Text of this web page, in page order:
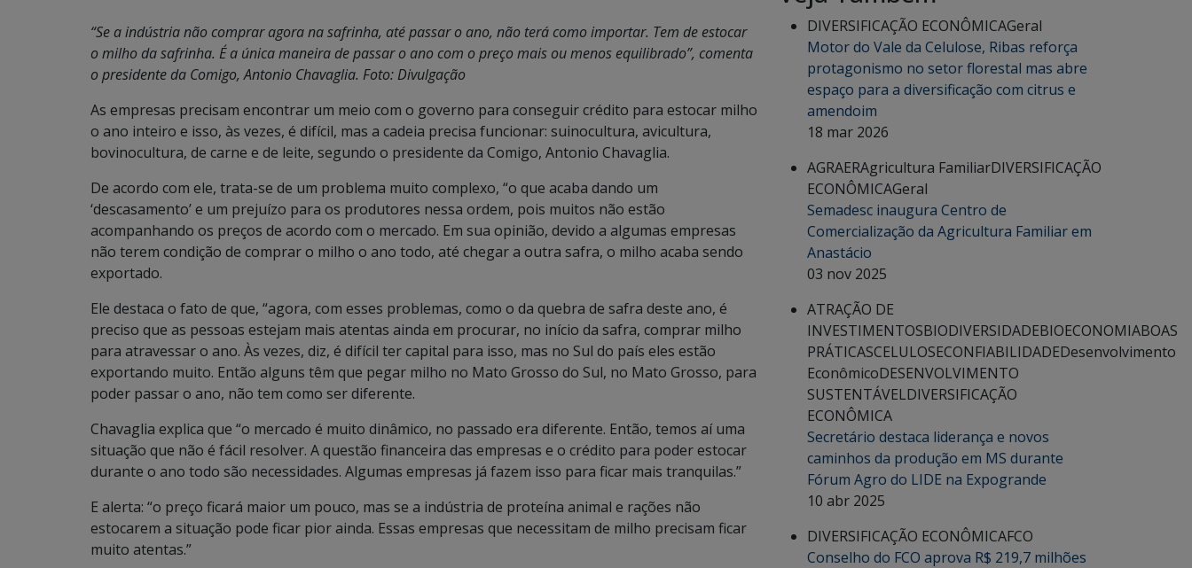
“Se a indústria não comprar agora na safrinha, até passar o ano, não terá como importar. Tem de estocar
o milho da safrinha. É a única maneira de passar o ano com o preço mais ou menos equilibrado”, comenta
o presidente da Comigo, Antonio Chavaglia. Foto: Divulgação
As empresas precisam encontrar um meio com o governo para conseguir crédito para estocar milho
o ano inteiro e isso, às vezes, é difícil, mas a cadeia precisa funcionar: suinocultura, avicultura,
bovinocultura, de carne e de leite, segundo o presidente da Comigo, Antonio Chavaglia.
De acordo com ele, trata-se de um problema muito complexo, “o que acaba dando um
‘descasamento’ e um prejuízo para os produtores nessa ordem, pois muitos não estão
acompanhando os preços de acordo com o mercado. Em sua opinião, devido a algumas empresas
não terem condição de comprar o milho o ano todo, até chegar a outra safra, o milho acaba sendo
exportado.
Ele destaca o fato de que, “agora, com esses problemas, como o da quebra de safra deste ano, é
preciso que as pessoas estejam mais atentas ainda em procurar, no início da safra, comprar milho
para atravessar o ano. Às vezes, diz, é difícil ter capital para isso, mas no Sul do país eles estão
exportando muito. Então alguns têm que pegar milho no Mato Grosso do Sul, no Mato Grosso, para
poder passar o ano, não tem como ser diferente.
Chavaglia explica que “o mercado é muito dinâmico, no passado era diferente. Então, temos aí uma
situação que não é fácil resolver. A questão financeira das empresas e o crédito para poder estocar
durante o ano todo são necessidades. Algumas empresas já fazem isso para ficar mais tranquilas.”
E alerta: “o preço ficará maior um pouco, mas se a indústria de proteína animal e rações não
estocarem a situação pode ficar pior ainda. Essas empresas que necessitam de milho precisam ficar
muito atentas.”
DIVERSIFICAÇÃO ECONÔMICAGeral
Motor do Vale da Celulose, Ribas reforça
protagonismo no setor florestal mas abre
espaço para a diversificação com citrus e
amendoim
18 mar 2026
AGRAERAgricultura FamiliarDIVERSIFICAÇÃO
ECONÔMICAGeral
Semadesc inaugura Centro de
Comercialização da Agricultura Familiar em
Anastácio
03 nov 2025
ATRAÇÃO DE
INVESTIMENTOSBIODIVERSIDADEBIOECONOMIABOAS
PRÁTICASCELULOSECONFIABILIDADEDesenvolvimento
EconômicoDESENVOLVIMENTO
SUSTENTÁVELDIVERSIFICAÇÃO
ECONÔMICA
Secretário destaca liderança e novos
caminhos da produção em MS durante
Fórum Agro do LIDE na Expogrande
10 abr 2025
DIVERSIFICAÇÃO ECONÔMICAFCO
Conselho do FCO aprova R$ 219,7 milhões